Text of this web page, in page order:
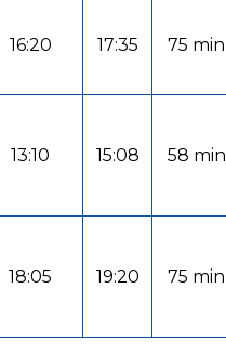
16:20 17:35 75 min
13:10 15:08 58 min
18:05 19:20 75 min